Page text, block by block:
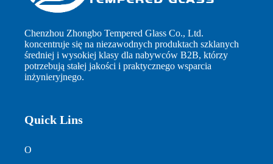
Chenzhou Zhongbo Tempered Glass Co., Ltd.
koncentruje się na niezawodnych produktach szklanych
średniej i wysokiej klasy dla nabywców B2B, którzy
potrzebują stałej jakości i praktycznego wsparcia
inżynieryjnego.
Quick Lins
O